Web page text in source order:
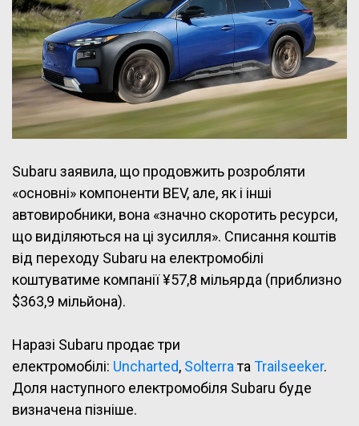
Subaru заявила, що продовжить розробляти
«основні» компоненти BEV, але, як і інші
автовиробники, вона «значно скоротить ресурси,
що виділяються на ці зусилля». Списання коштів
від переходу Subaru на електромобілі
коштуватиме компанії ¥57,8 мільярда (приблизно
$363,9 мільйона).
Наразі Subaru продає три
електромобілі: Uncharted, SolterraтаTrailseeker.
Доля наступного електромобіля Subaru буде
визначена пізніше.